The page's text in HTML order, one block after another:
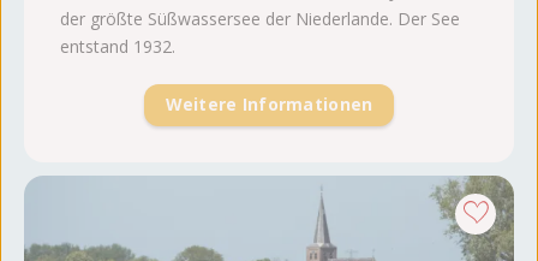
der größte Süßwassersee der Niederlande. Der See
entstand 1932.
Weitere Informationen